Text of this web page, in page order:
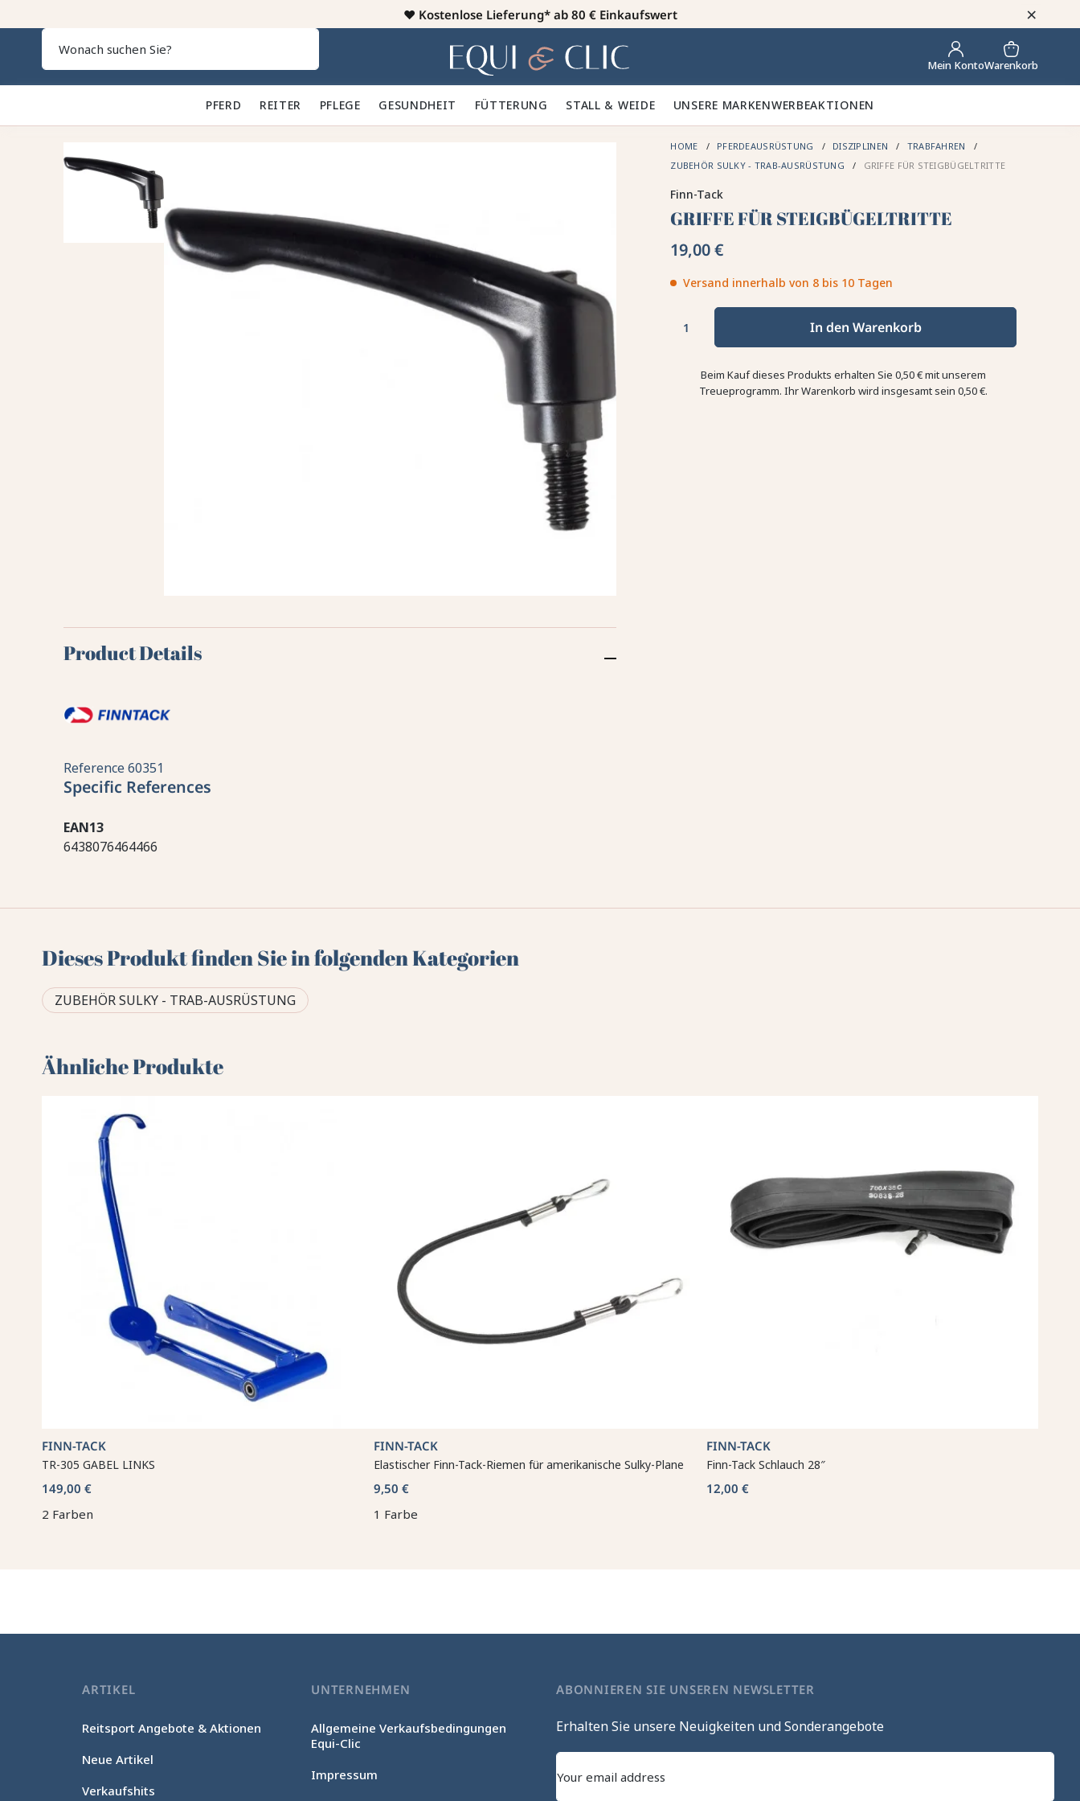
♥️ Kostenlose Lieferung* ab 80 € Einkaufswert ×
Heim Mein KontoWarenkorb
PFERD 🐎 REITER 👕 PFLEGE 🪮 GESUNDHEIT ✨ FÜTTERUNG 🥕 STALL & WEIDE 🍃 UNSERE MARKENWERBEAKTIONEN
HOME PFERDEAUSRÜSTUNG DISZIPLINEN
TRABFAHREN
ZUBEHÖR SULKY - TRAB-AUSRÜSTUNG
GRIFFE FÜR STEIGBÜGELTRITTE
Finn-Tack
GRIFFE FÜR STEIGBÜGELTRITTE
19,00 €
Versand innerhalb von 8 bis 10 Tagen
In den Warenkorb
Beim Kauf dieses Produkts erhalten Sie0,50 €mit unserem
Treueprogramm. Ihr Warenkorb wird insgesamt sein0,50 €.
Product Details
Reference60351
Specific References
EAN13
6438076464466
Dieses Produkt finden Sie in folgenden Kategorien
ZUBEHÖR SULKY - TRAB-AUSRÜSTUNG
Ähnliche Produkte
FINN-TACK
TR-305 GABEL LINKS
149,00 €
2 Farben
FINN-TACK
Elastischer Finn-Tack-Riemen für amerikanische Sulky-Plane
9,50 €
1 Farbe
FINN-TACK
Finn-Tack Schlauch 28″
12,00 €
ARTIKEL
Reitsport Angebote & Aktionen
Neue Artikel
Verkaufshits
UNTERNEHMEN
Allgemeine Verkaufsbedingungen
Equi-Clic
Impressum
ABONNIEREN SIE UNSEREN NEWSLETTER
Erhalten Sie unsere Neuigkeiten und Sonderangebote